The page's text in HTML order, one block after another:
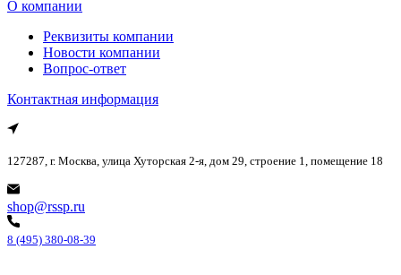
О компании
Реквизиты компании
Новости компании
Вопрос-ответ
Контактная информация
127287, г. Москва, улица Хуторская 2-я, дом 29, строение 1, помещение 18
shop@rssp.ru
8 (495) 380-08-39